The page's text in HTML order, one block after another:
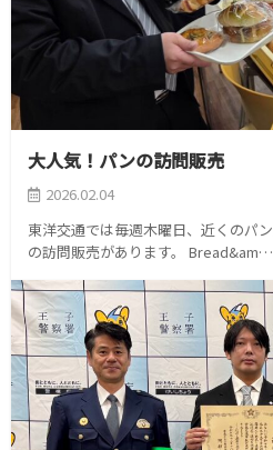
大人気！パンの訪問販売
2026.02.04
東洋交通では毎週木曜日、近くのパ
の訪問販売があります。 Bread&am…